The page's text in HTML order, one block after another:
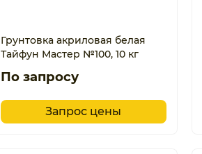
Грунтовка акриловая белая
Тайфун Мастер №100, 10 кг
По запросу
Запрос цены